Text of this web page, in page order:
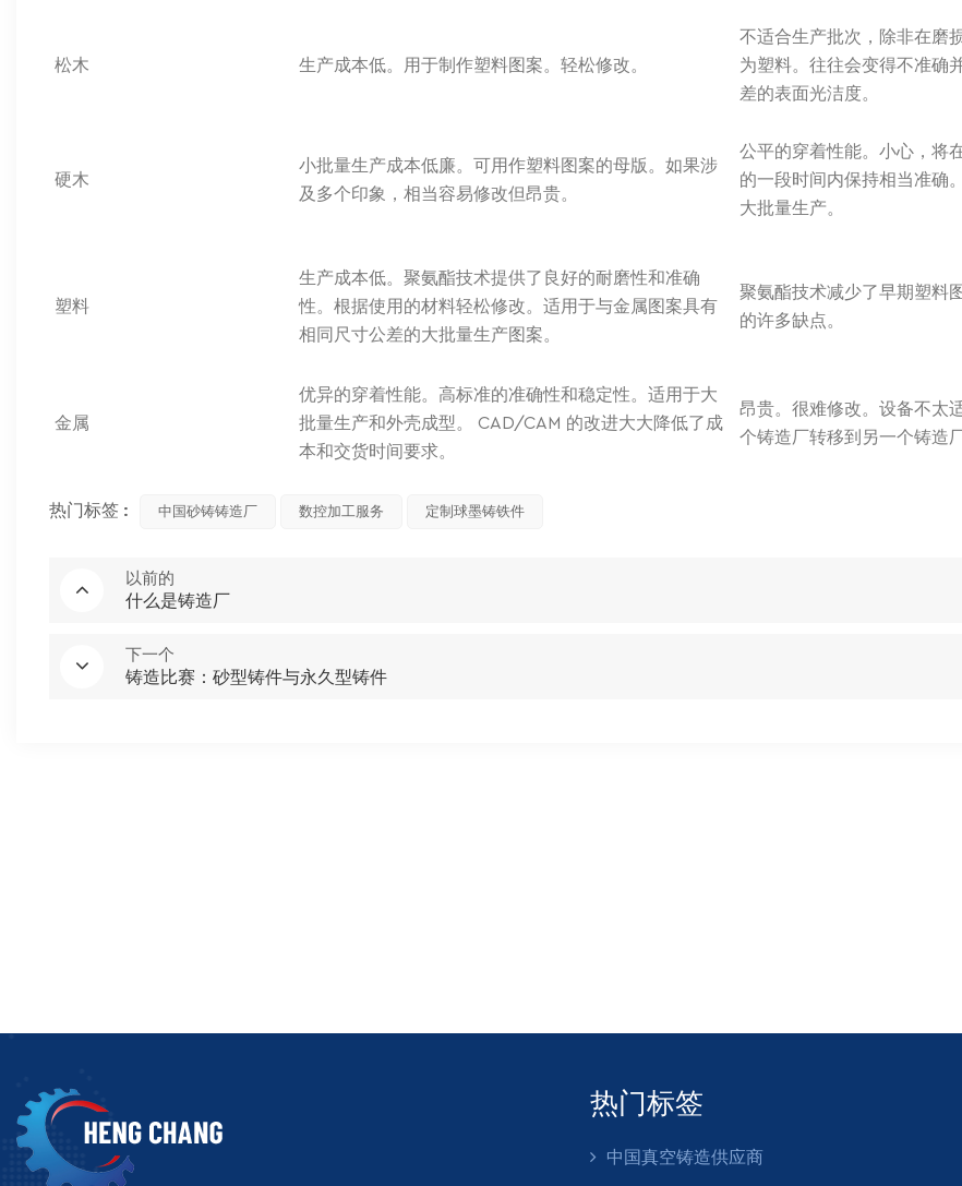
松木 生产成本低。用于制作塑料图案。轻松修改。
不适合生产批次，除非在磨
为塑料。往往会变得不准确
差的表面光洁度。
硬木
小批量生产成本低廉。可用作塑料图案的母版。如果涉
及多个印象，相当容易修改但昂贵。
公平的穿着性能。小心，将
的一段时间内保持相当准确
大批量生产。
塑料
生产成本低。聚氨酯技术提供了良好的耐磨性和准确
性。根据使用的材料轻松修改。适用于与金属图案具有
相同尺寸公差的大批量生产图案。
聚氨酯技术减少了早期塑料
的许多缺点。
金属
优异的穿着性能。高标准的准确性和稳定性。适用于大
批量生产和外壳成型。 CAD/CAM 的改进大大降低了成
本和交货时间要求。
昂贵。很难修改。设备不太
个铸造厂转移到另一个铸造厂
热门标签 : 中国砂铸铸造厂 数控加工服务 定制球墨铸铁件
以前的
什么是铸造厂
下一个
铸造比赛：砂型铸件与永久型铸件
热门标签
中国真空铸造供应商